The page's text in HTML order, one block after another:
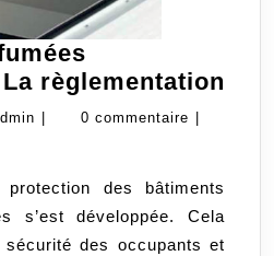
règlementation
admin0 commentaire
s’est développée. Cela
sécurité des occupants et